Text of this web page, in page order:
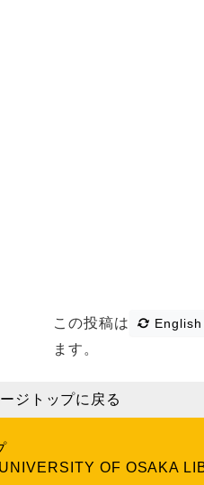
この投稿は English
ます。
ジトップに戻る
OF OSAKA